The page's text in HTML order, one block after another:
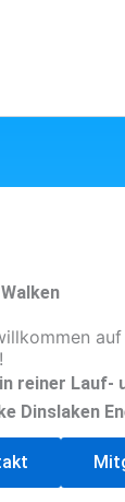
reiner Lauf-
Dinslaken